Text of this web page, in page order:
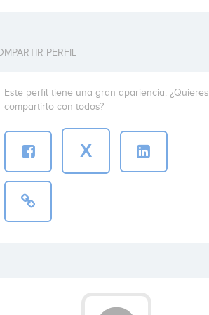
PERFIL
Este perfil tiene una gran apariencia. ¿Quieres
compartirlo con todos?
X